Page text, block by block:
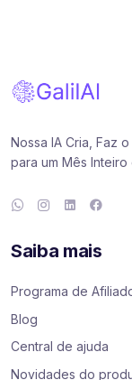
Nossa IA Cria, Faz
para um Mês
Saiba mais
Programa de
Blog
Central de ajuda
Novidades do